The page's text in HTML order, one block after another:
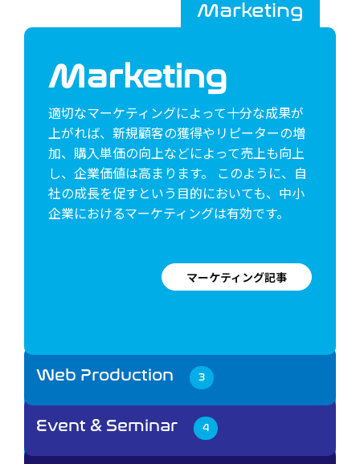
Marketing
Marketing
適切なマーケティングによって十分な成果が
上がれば、新規顧客の獲得やリピーターの増
加、購入単価の向上などによって売上も向上
し、企業価値は高まります。 このように、自
社の成長を促すという目的においても、中小
企業におけるマーケティングは有効です。
マーケティング記事
Web Production 3
Event & Seminar 4